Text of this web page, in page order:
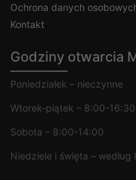
Ochrona danych
Kontakt
Godziny otwarcia
Poniedziałek – nieczynne
Wtorek-piątek – 8:00-16:30
Sobota – 8:00-14:00
Niedziele i święta –